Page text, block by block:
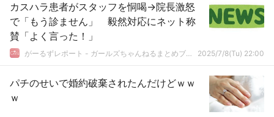
カスハラ患者がスタッフを恫喝→院長激怒
で「もう診ません」 毅然対応にネット称
賛「よく言った！」
がーるずレポート - ガールズちゃんねるまとめブログ 2025/7/8(Tu) 22:00
パチのせいで婚約破棄されたんだけどｗｗ
ｗ